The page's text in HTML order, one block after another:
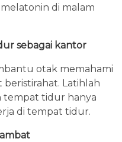
di malam
sebagai kantor
otak memahami
Latihlah
tempat tidur hanya
di tempat tidur.